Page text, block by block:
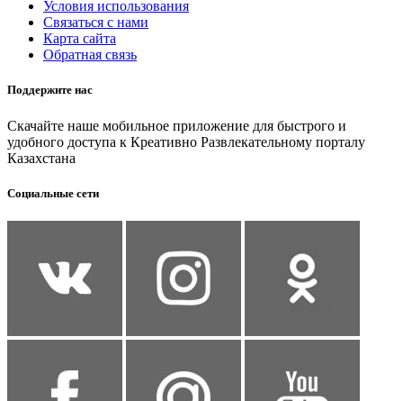
Условия использования
Связаться с нами
Карта сайта
Обратная связь
Поддержите нас
Скачайте наше мобильное приложение для быстрого и
удобного доступа к Креативно Развлекательному порталу
Казахстана
Социальные сети